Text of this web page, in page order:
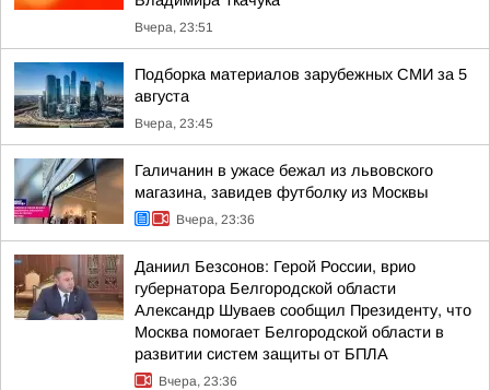
Вчера, 23:51
Подборка материалов зарубежных СМИ за 5
августа
Вчера, 23:45
Галичанин в ужасе бежал из львовского
магазина, завидев футболку из Москвы
Вчера, 23:36
Даниил Безсонов: Герой России, врио
губернатора Белгородской области
Александр Шуваев сообщил Президенту, что
Москва помогает Белгородской области в
развитии систем защиты от БПЛА
Вчера, 23:36